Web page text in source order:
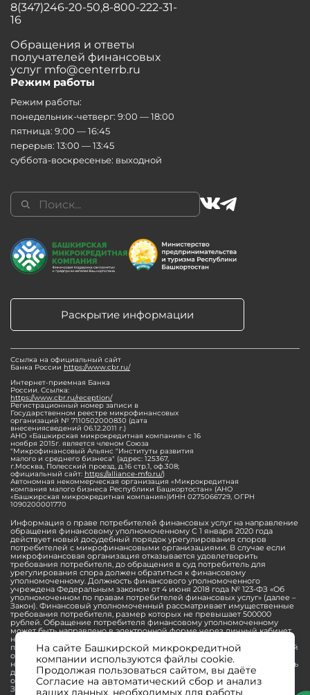
На сайте Башкирской микрокредитной
компании используются файлы cookie.
Продолжая пользоваться сайтом, вы даёте
Согласие на автоматический сбор и анализ
ваших данных, необходимых для работы
8(347)246-20-50,8-800-222-31-
16
Обращения и ответы
получателей финансовых
услуг mfo@centerrb.ru
Режим работы
Режим работы:
понедельник-четверг: 9:00 — 18:00
пятница: 9:00 — 16:45
перерыв: 13:00 — 13:45
суббота-воскресенье: выходной
Раскрытие информации
Ссылка на официальный сайт
Банка России https://www.cbr.ru/
Интернет-приемная Банка
России. Ссылка:
https://www.cbr.ru/reception/
Регистрационный номер записи в
Государственном реестре микрофинансовых
организаций № 7110502000830 (дата
внесениясведений 06.12.2011 г.)
АНО «Башкирская микрокредитная компания» с 16
ноября 2015г. является членом Союза
"Микрофинансовый Альянс "Институты развития
малого и среднего бизнеса" (адрес: 125367,
г.Москва, Полесский проезд, д.16 стр.1, оф.308;
официальный сайт: https://alliance-mfo.ru/)
Автономная некоммерческая организация «Микрокредитная
компания малого бизнеса Республики Башкортостан» (АНО
«Башкирская микрокредитная компания»)ИНН 0275066729, ОГРН
1090200001770
Информация о праве потребителей финансовых услуг на направление
обращения финансовому уполномоченному С 1 января 2020 года
действует новый досудебный порядок урегулирования споров
потребителей с микрофинансовыми организациями. В случае если
микрофинансовая организация отказывается удовлетворить
требования потребителя, до обращения в суд потребитель для
урегулирования спора должен обратиться к финансовому
уполномоченному. Должность финансового уполномоченного
учреждена Федеральным законом от 4 июня 2018 года № 123-ФЗ «Об
уполномоченном по правам потребителей финансовых услуг» (далее –
Закон). Финансовый уполномоченный рассматривает имущественные
требования потребителя, размер которых не превышает 500000
рублей. Обращение потребителя финансовому уполномоченному
может быть направлено в электронной форме через личный кабинет
на официальном сайте финансового уполномоченного или в
письменной форме. Прием и рассмотрение обращений потребителей
осуществляется финансовым уполномоченным бесплатно. До
направления обращения финансовому уполномоченному потребитель
должен обратиться с заявлением - претензией в микрофинансовую
организацию. Данный претензионный порядок установлен статьей 16
Закона и является обязательным для потребителей. С подробной